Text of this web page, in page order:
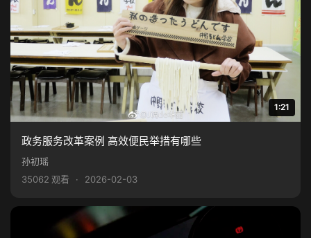
1:21
政务服务改革案例 高效便民举措有哪些
孙初瑶
35062 观看
· 2026-02-03